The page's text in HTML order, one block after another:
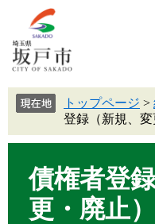
トップページ >
登録（新規、
債権者登
更・廃止